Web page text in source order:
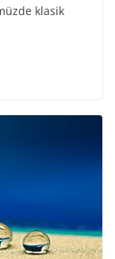
klasik